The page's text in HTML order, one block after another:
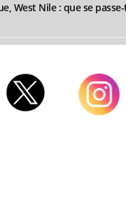
West Nile : que se